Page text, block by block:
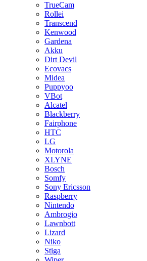
TrueCam
Rollei
Transcend
Kenwood
Gardena
Akku
Dirt Devil
Ecovacs
Midea
Puppyoo
VBot
Alcatel
Blackberry
Fairphone
HTC
LG
Motorola
XLYNE
Bosch
Somfy
Sony Ericsson
Raspberry
Nintendo
Ambrogio
Lawnbott
Lizard
Niko
Stiga